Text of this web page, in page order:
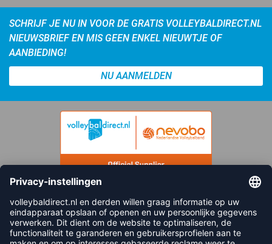
SCHRIJF JE NU IN VOOR DE GRATIS VOLLEYBALDIRECT.NL
NIEUWSBRIEF EN MIS GEEN ENKEL NIEUWTJE OF
AANBIEDING!
NU AANMELDEN